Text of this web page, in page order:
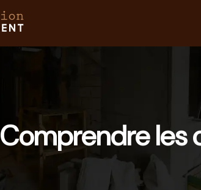
Comprendre les